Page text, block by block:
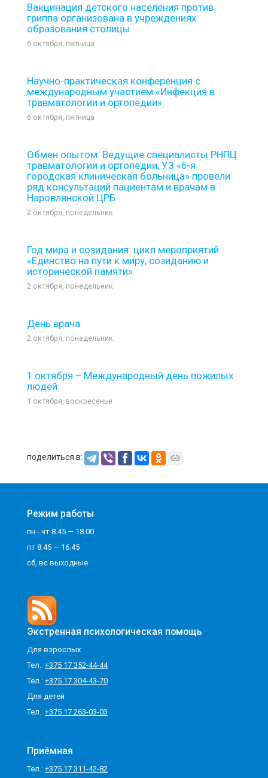
Вакцинация детского населения против
гриппа организована в учреждениях
образования столицы
6 октября, пятница
Научно-практическая конференция с
международным участием «Инфекция в
травматологии и ортопедии»
6 октября, пятница
Обмен опытом. Ведущие специалисты РНПЦ
травматологии и ортопедии, УЗ «6-я
городская клиническая больница» провели
ряд консультаций пациентам и врачам в
Наровлянской ЦРБ
2 октября, понедельник
Год мира и созидания: цикл мероприятий
«Единство на пути к миру, созиданию и
исторической памяти»
2 октября, понедельник
День врача
2 октября, понедельник
1 октября – Международный день пожилых
людей.
1 октября, воскресенье
поделиться в:
Режим работы
пн - чт 8.45 — 18.00
пт 8.45 — 16.45
сб, вс выходные
Экстренная психологическая помощь
Для взрослых
Тел.: +375 17 352-44-44
Тел.: +375 17 304-43-70
Для детей
Тел.: +375 17 263-03-03
Приёмная
Тел.: +375 17 311-42-82